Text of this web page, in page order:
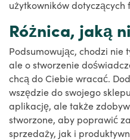
użytkowników dotyczących
Różnica, jaką
Podsumowując, chodzi nie
ale o stworzenie
chcą do Ciebie wracać.
wszędzie do swojego
aplikację, ale także
stworzone, aby poprawić
sprzedaży, jak i